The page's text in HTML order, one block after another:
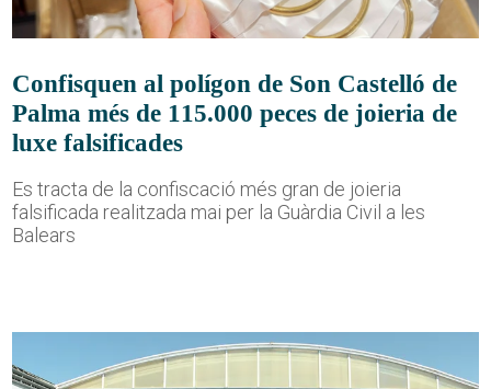
Confisquen al polígon de Son Castelló de
Palma més de 115.000 peces de joieria de
luxe falsificades
Es tracta de la confiscació més gran de joieria
falsificada realitzada mai per la Guàrdia Civil a les
Balears